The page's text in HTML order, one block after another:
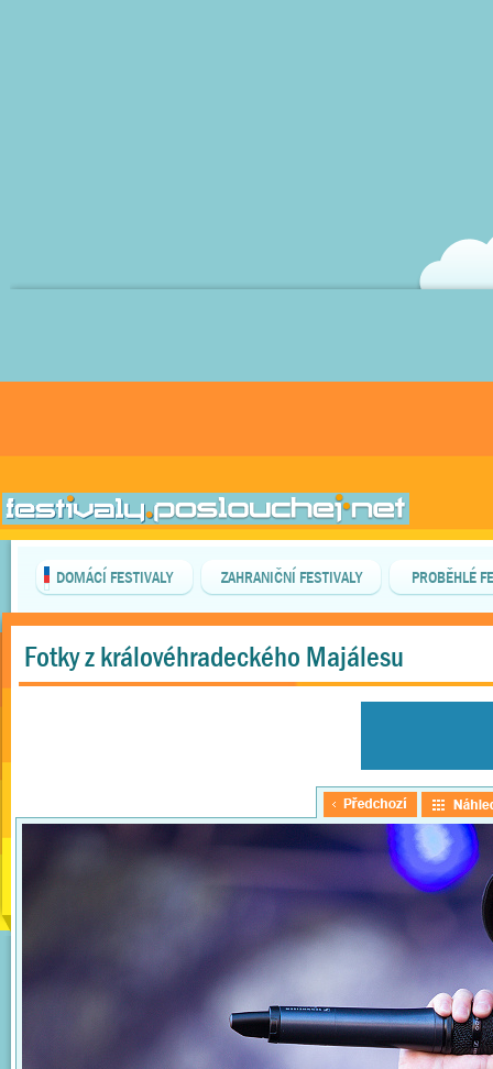
DOMÁCÍ FESTIVALY ZAHRANIČNÍ FESTIVALY PROBĚHLÉ
Fotky z královéhradeckého Majálesu